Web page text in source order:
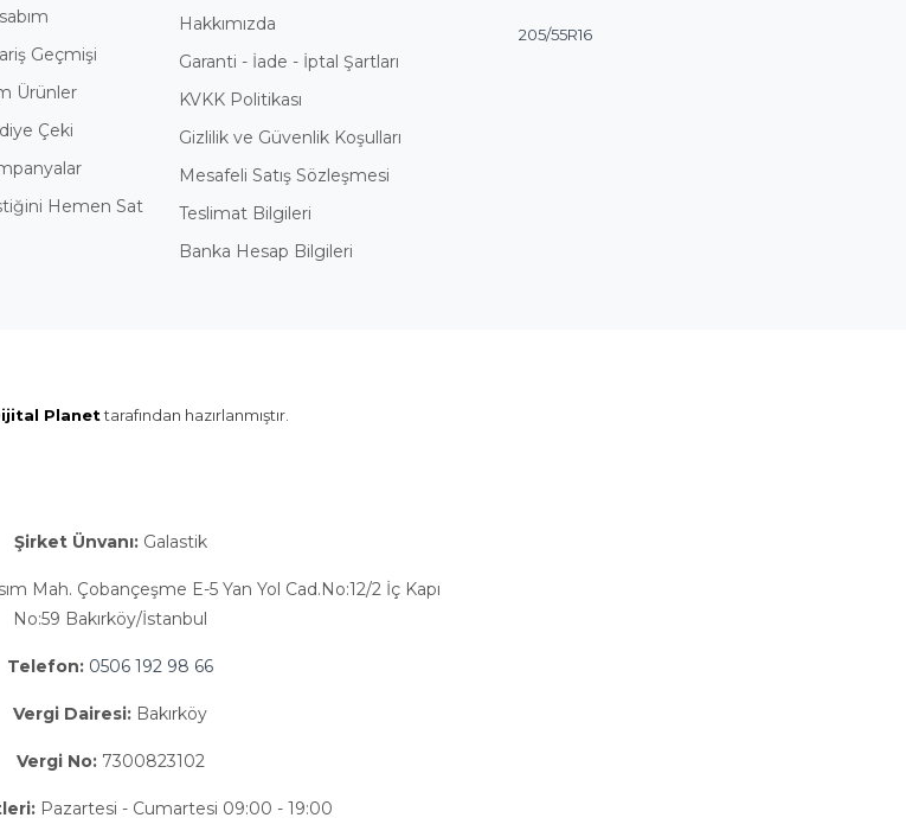
Geçmişi
Ürünler
Çeki
Hemen Sat
Hakkımızda
Garanti - İade - İptal Şartları
KVKK Politikası
Gizlilik ve Güvenlik Koşulları
Mesafeli Satış Sözleşmesi
Teslimat Bilgileri
Banka Hesap Bilgileri
205/55R16
Planettarafından hazırlanmıştır.
Şirket Ünvanı:Galastik
Mah. Çobançeşme E-5 Yan Yol Cad.No:12/2 İç Kapı
No:59 Bakırköy/İstanbul
Telefon: 0506 192 98 66
Vergi Dairesi: Bakırköy
Vergi No:7300823102
Pazartesi - Cumartesi 09:00 - 19:00